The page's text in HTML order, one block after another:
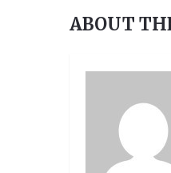
ABOUT